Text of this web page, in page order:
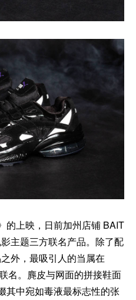
的上映，日前加州店铺 BAIT
主题三方联名产品。除了配
外，最吸引人的当属在
名。麂皮与网面的拼接鞋面
其中宛如毒液最标志性的张